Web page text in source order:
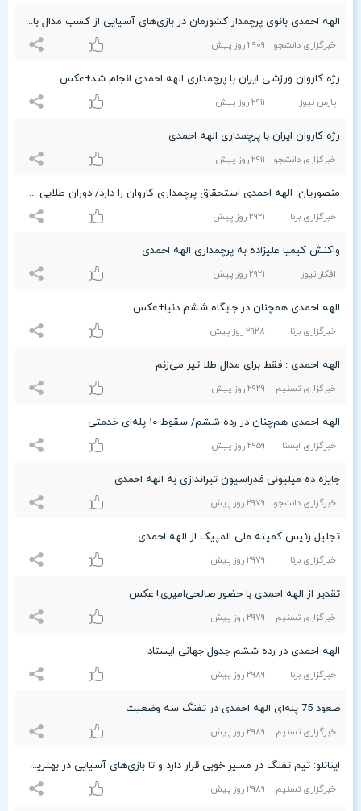
الهه احمدی بانوی پرچمدار کشورمان در بازی‌های آسیایی از کسب مدال بازماند.
خبرگزاری دانشجو ۲٩۰٩ روز پیش
رژه کاروان ورزشی ایران با پرچمداری الهه احمدی انجام شد+عکس
پارس نیوز ۲٩۱۱ روز پیش
رژه کاروان ایران با پرچمداری الهه احمدی
خبرگزاری دانشجو ۲٩۱۱ روز پیش
منصوریان: الهه احمدی استحقاق پرچمداری کاروان را دارد/ دوران طلایی ورزش بانوان فرا رسیده و باید استمرار یابد
خبرگزاری برنا ۲٩۲۱ روز پیش
واکنش کیمیا علیزاده به پرچمداری الهه احمدی
افکار نیوز ۲٩۲۱ روز پیش
الهه احمدی همچنان در جایگاه ششم دنیا+عکس
خبرگزاری برنا ۲٩۲۸ روز پیش
الهه احمدی : فقط برای مدال طلا تیر می‌زنم
خبرگزاری تسنیم ۲٩۲٩ روز پیش
الهه احمدی هم‌چنان در رده ششم/ سقوط ۱۰ پله‌ای خدمتی
خبرگزاری ایسنا ۲٩۵٩ روز پیش
جایزه ده میلیونی فدراسیون تیراندازی به الهه احمدی
خبرگزاری دانشجو ۲٩۷٩ روز پیش
تجلیل رئیس کمیته ملی المپیک از الهه احمدی
خبرگزاری برنا ۲٩۷٩ روز پیش
تقدیر از الهه احمدی با حضور صالحی‌امیری+عکس
خبرگزاری تسنیم ۲٩۷٩ روز پیش
الهه احمدی در رده ششم جدول جهانی ایستاد
خبرگزاری برنا ۲٩۸٩ روز پیش
صعود 75 پله‌ای الهه احمدی در تفنگ سه وضعیت
خبرگزاری تسنیم ۲٩۸٩ روز پیش
اینانلو: تیم تفنگ در مسیر خوبی قرار دارد و تا بازی‌های آسیایی در بهترین شرایط خواهد بود/ عملکرد الهه احمدی فوق‌العاده بود
خبرگزاری تسنیم ۲٩۸٩ روز پیش